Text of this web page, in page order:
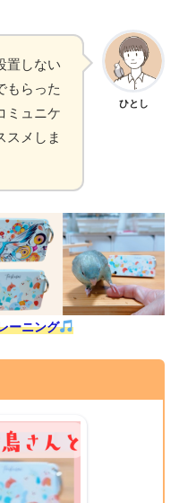
ひとし
置しない
もらった
ミュニケ
スメしま
ーニング